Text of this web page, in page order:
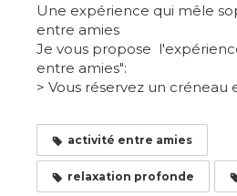
Une expérience qui mêle
entre amies
Je vous propose
entre amies":
> Vous réservez un créneau
activité entre amies
relaxation profonde